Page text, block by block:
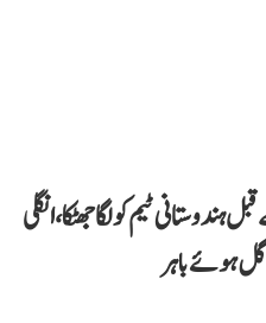
ٹیم کو لگا جھٹکا، انگلی
ہوئے باہر